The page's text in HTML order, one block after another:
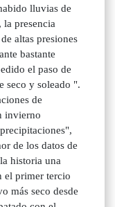
lluvias de
la presencia
altas presiones
bastante
el paso de
seco y soleado ".
de
invierno
de los datos de
historia una
el primer tercio
más seco desde